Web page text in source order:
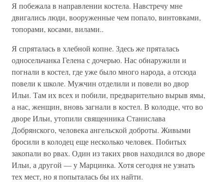
Я побежала в направлении костела. Навстречу мне
двигались люди, вооруженные чем попало, винтовками,
топорами, косами, вилами..
Я спряталась в хлебной копне. Здесь же пряталась
односельчанка Гелена с дочерью. Нас обнаружили и
погнали в костел, где уже было много народа, а отсюда
повели к школе. Мужчин отделили и повели во двор
Ильи. Там их всех и побили, предварительно вырыв ямы,
а нас, женщин, вновь загнали в костел. В колодце, что во
дворе Ильи, утопили священника Станислава
Добрянского, человека ангельской доброты. Живыми
бросили в колодец еще несколько человек. Побитых
закопали во рвах. Один из таких рвов находился во дворе
Ильи, а другой — у Марцинка. Хотя сегодня не узнать
тех мест, но я попыталась бы их найти.